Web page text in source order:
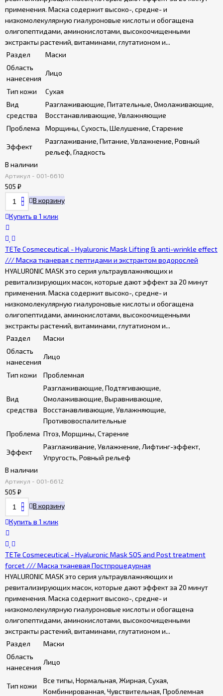
применения. Маска содержит высоко-, средне- и
низкомолекулярную гиалуроновые кислоты и обогащена
олигопептидами, аминокислотами, высокоочищенными
экстракты растений, витаминами, глутатионом и...
Раздел
Маски
Область
нанесения
Лицо
Тип кожи
Сухая
Вид
средства
Разглаживающие, Питательные, Омолаживающие,
Восстанавливающие, Увлажняющие
Проблема
Морщины, Сухость, Шелушение, Старение
Эффект
Разглаживание, Питание, Увлажнение, Ровный
рельеф, Гладкость
В наличии
Артикул - 001-6610
505 ₽
В корзину
Купить в 1 клик
TETe Cosmeceutical - Hyaluronic Mask Lifting & anti-wrinkle effect
/// Маска тканевая с пептидами и экстрактом водорослей
HYALURONIC MASK это серия ультраувлажняющих и
ревитализирующих масок, которые дают эффект за 20 минут
применения. Маска содержит высоко-, средне- и
низкомолекулярную гиалуроновые кислоты и обогащена
олигопептидами, аминокислотами, высокоочищенными
экстракты растений, витаминами, глутатионом и...
Раздел
Маски
Область
нанесения
Лицо
Тип кожи Проблемная
Вид
средства
Разглаживающие, Подтягивающие,
Омолаживающие, Выравнивающие,
Восстанавливающие, Увлажняющие,
Противовоспалительные
Проблема Птоз, Морщины, Старение
Эффект
Разглаживание, Увлажнение, Лифтинг-эффект,
Упругость, Ровный рельеф
В наличии
Артикул - 001-6612
505 ₽
В корзину
Купить в 1 клик
TETe Cosmeceutical - Hyaluronic Mask SOS and Post treatment
forcet /// Маска тканевая Постпроцедурная
HYALURONIC MASK это серия ультраувлажняющих и
ревитализирующих масок, которые дают эффект за 20 минут
применения. Маска содержит высоко-, средне- и
низкомолекулярную гиалуроновые кислоты и обогащена
олигопептидами, аминокислотами, высокоочищенными
экстракты растений, витаминами, глутатионом и...
Раздел
Маски
Область
нанесения
Лицо
Тип кожи
Все типы, Нормальная, Жирная, Сухая,
Комбинированная, Чувствительная, Проблемная